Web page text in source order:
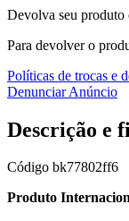
Devolva seu produto
Para devolver o
Políticas de trocas e
Denunciar Anúncio
Descrição e
Código bk77802ff6
Produto